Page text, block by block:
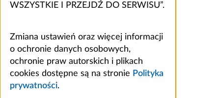
WSZYSTKIE I PRZEJDŹ DO SERWISU”.
Zmiana ustawień oraz więcej informacji
o ochronie danych osobowych,
ochronie praw autorskich i plikach
cookies dostępne są na stronie Polityka
prywatności.